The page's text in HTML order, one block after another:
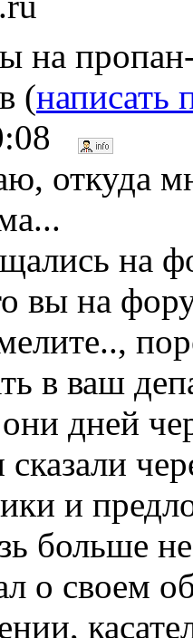
на
(написать
откуда
на
вы на
в ваш
дней
и
больше
о своем